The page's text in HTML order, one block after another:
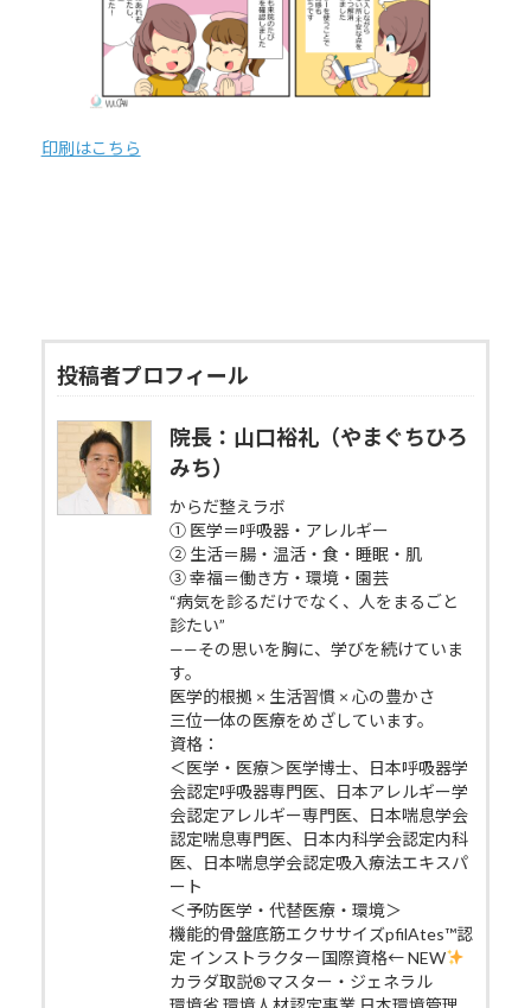
印刷はこちら
投稿者プロフィール
院長：山口裕礼（やまぐちひろ
みち）
からだ整えラボ
① 医学＝呼吸器・アレルギー
② 生活＝腸・温活・食・睡眠・肌
③ 幸福＝働き方・環境・園芸
“病気を診るだけでなく、人をまるごと
診たい”
——その思いを胸に、学びを続けていま
す。
医学的根拠 × 生活習慣 × 心の豊かさ
三位一体の医療をめざしています。
資格：
＜医学・医療＞医学博士、日本呼吸器学
会認定呼吸器専門医、日本アレルギー学
会認定アレルギー専門医、日本喘息学会
認定喘息専門医、日本内科学会認定内科
医、日本喘息学会認定吸入療法エキスパ
ート
＜予防医学・代替医療・環境＞
機能的骨盤底筋エクササイズpfilAtes™認
定 インストラクター国際資格← NEW
カラダ取説®マスター・ジェネラル